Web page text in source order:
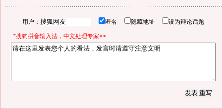
用户： 匿名 隐藏地址 设为辩论话题
*搜狗拼音输入法，中文处理专家>>